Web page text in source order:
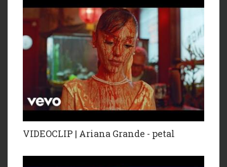
VIDEOCLIP | Ariana Grande - petal